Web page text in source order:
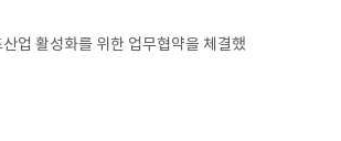
업 활성화를 위한 업무협약을 체결했